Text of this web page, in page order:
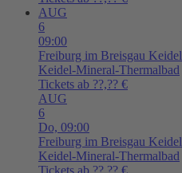
AUG
6
09:00
Freiburg im Breisgau
Keidel-Mineral-Thermalbad
Tickets ab ??,?? €
AUG
6
Do, 09:00
Freiburg im Breisgau
Keidel-Mineral-Thermalbad
Tickets ab ??,?? €